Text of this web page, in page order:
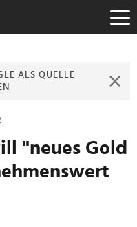
ALS QUELLE
"neues Gold